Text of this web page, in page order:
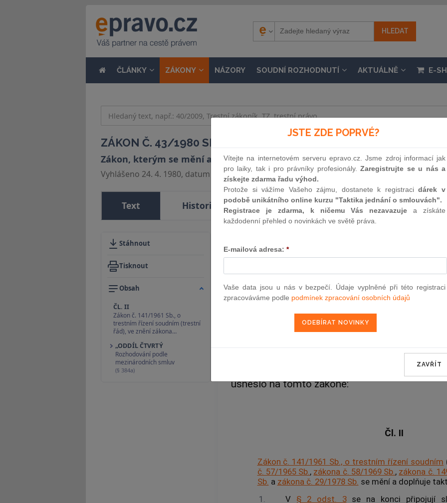
ČLÁNKY ZÁKONY NÁZORY SOUDNÍ ROZHODNUTÍ AKTUÁLNĚ E-
ZÁKON Č. 43/1980 SB.
Zákon, kterým se mění a doplňuje trestní zákon a trestní řád
Vyhlášeno 24. 4. 1980, datum účinnosti 1. 1. 2010, částka 12 / 1980
Text Historie Souvislosti
Stáhnout
Tisknout
Obsah
ČL. II
Zákon č. 141/1961 Sb., o
trestním řízení soudním (trestní
řád), ve znění zákona…
„ODDÍL ČTVRTÝ
Rozhodování podle
mezinárodních smluv
(§ 384a)
Aktuální zněníod 1. 1. 2010
ZÁKON
ze dne 10. dubna 1980,
kterým se mění a doplňuje trestní
Federální shromáždění Československé
usneslo na tomto zákoně:
Čl. II
Zákon č. 141/1961 Sb., o trestním řízení soudním
č. 57/1965 Sb., zákona č. 58/1969 Sb., zákona č.
Sb. a zákona č. 29/1978 Sb. se mění a doplňuje
1.
V § 2 odst. 3se na konci připojují
JSTE ZDE POPRVÉ?
Vítejte na internetovém serveru epravo.cz. Jsme zdroj informací jak
pro laiky, tak i pro právníky profesionály.Zaregistrujte se u nás a
získejte zdarma řadu výhod.
Protože si vážíme Vašeho zájmu, dostanete k registracidárek v
podobě unikátního online kurzu "Taktika jednání o smlouvách".
Registrace je zdarma, k ničemu Vás nezavazuje a získáte
každodenní přehled o novinkách ve světě práva.
E-mailová adresa: *
Vaše data jsou u nás v bezpečí. Údaje vyplněné při této registraci
zpracováváme podle podmínek zpracování osobních údajů
ZAVŘÍT